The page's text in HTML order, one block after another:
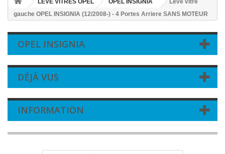
LEVE VITRES OPEL OPEL INSIGNIA
Leve vitre
gauche OPEL INSIGNIA (12/2008-) - 4 Portes Arriere SANS MOTEUR
OPEL INSIGNIA
DÉJÀ VUS
INFORMATION